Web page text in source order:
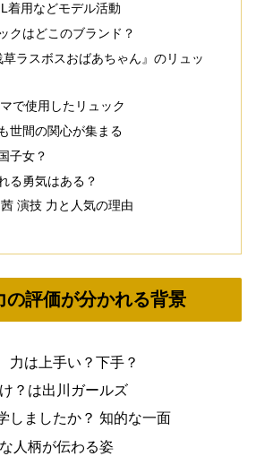
用などモデル活動
クはどこのブランド？
ラスボスおばあちゃん』のリュッ
で使用したリュック
世間の関心が集まる
子女？
る勇気はある？
演技 力と人気の理由
の評価が分かれる背景
力は上手い？下手？
？は出川ガールズ
しましたか？ 知的な一面
人柄が伝わる姿